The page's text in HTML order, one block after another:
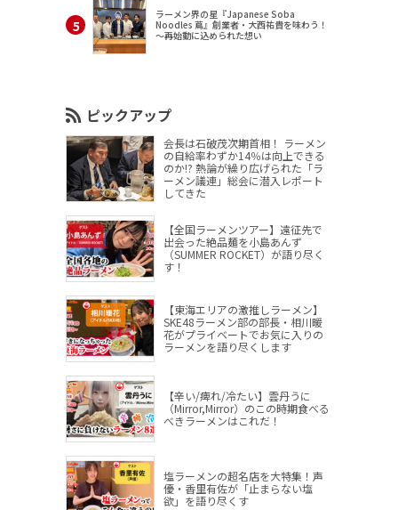
ラーメン界の星『Japanese Soba
Noodles 蔦』創業者・大西祐貴を味わう！
～再始動に込められた想い
ピックアップ
会長は石破茂次期首相！ ラーメン
の自給率わずか14％は向上できる
のか!? 熱論が繰り広げられた「ラ
ーメン議連」総会に潜入レポート
してきた
【全国ラーメンツアー】遠征先で
出会った絶品麺を小島あんず
（SUMMER ROCKET）が語り尽く
す！
【東海エリアの激推しラーメン】
SKE48ラーメン部の部長・相川暖
花がプライベートでお気に入りの
ラーメンを語り尽くします
【辛い/痺れ/冷たい】雲丹うに
（Mirror,Mirror）のこの時期食べる
べきラーメンはこれだ！
塩ラーメンの超名店を大特集！声
優・香里有佐が「止まらない塩
欲」を語り尽くす